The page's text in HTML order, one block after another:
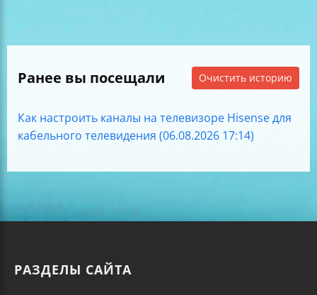
Ранее вы посещали Очистить историю
Как настроить каналы на телевизоре Hisense для
кабельного телевидения (06.08.2026 17:14)
РАЗДЕЛЫ САЙТА